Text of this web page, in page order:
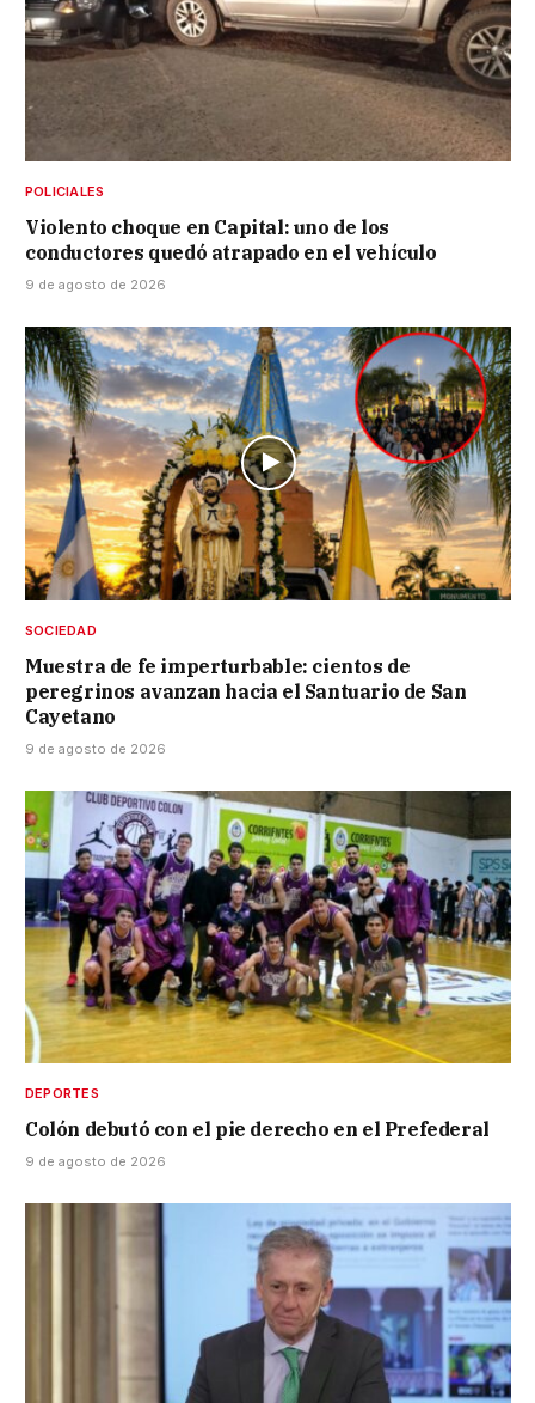
POLICIALES
Violento choque en Capital: uno de los
conductores quedó atrapado en el vehículo
9 de agosto de 2026
SOCIEDAD
Muestra de fe imperturbable: cientos de
peregrinos avanzan hacia el Santuario de San
Cayetano
9 de agosto de 2026
DEPORTES
Colón debutó con el pie derecho en el Prefederal
9 de agosto de 2026